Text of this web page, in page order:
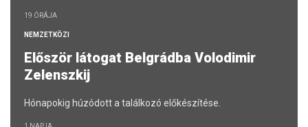
19 ÓRÁJA
NEMZETKÖZI
Először látogat Belgrádba Volodimir
Zelenszkij
Hónapokig húzódott a találkozó előkészítése.